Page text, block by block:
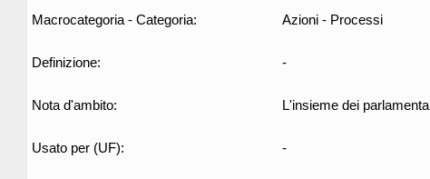
Macrocategoria - Categoria: Azioni - Processi
Definizione: -
Nota d'ambito: L'insieme dei
Usato per (UF): -